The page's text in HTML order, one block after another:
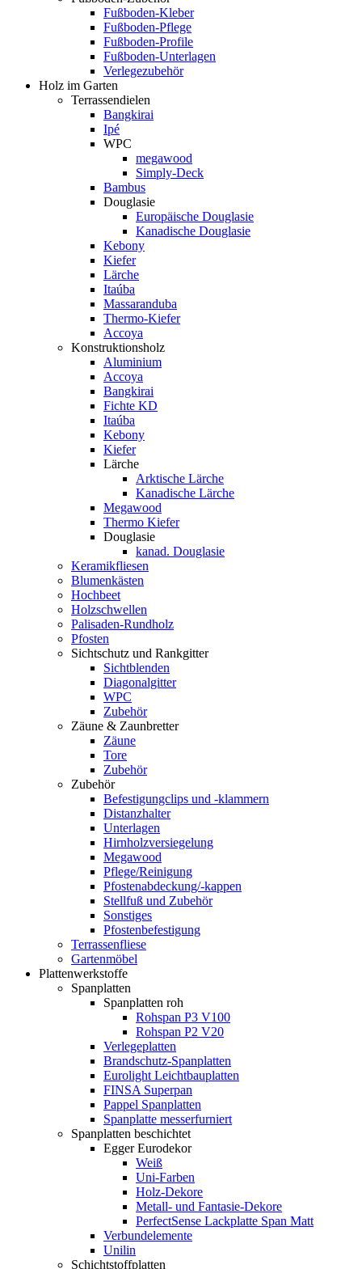
Fußboden-Kleber
Fußboden-Pflege
Fußboden-Profile
Fußboden-Unterlagen
Verlegezubehör
Holz im Garten
Terrassendielen
Bangkirai
Ipé
WPC
megawood
Simply-Deck
Bambus
Douglasie
Europäische Douglasie
Kanadische Douglasie
Kebony
Kiefer
Lärche
Itaúba
Massaranduba
Thermo-Kiefer
Accoya
Konstruktionsholz
Aluminium
Accoya
Bangkirai
Fichte KD
Itaúba
Kebony
Kiefer
Lärche
Arktische Lärche
Kanadische Lärche
Megawood
Thermo Kiefer
Douglasie
kanad. Douglasie
Keramikfliesen
Blumenkästen
Hochbeet
Holzschwellen
Palisaden-Rundholz
Pfosten
Sichtschutz und Rankgitter
Sichtblenden
Diagonalgitter
WPC
Zubehör
Zäune & Zaunbretter
Zäune
Tore
Zubehör
Zubehör
Befestigungclips und -klammern
Distanzhalter
Unterlagen
Hirnholzversiegelung
Megawood
Pflege/Reinigung
Pfostenabdeckung/-kappen
Stellfuß und Zubehör
Sonstiges
Pfostenbefestigung
Terrassenfliese
Gartenmöbel
Plattenwerkstoffe
Spanplatten
Spanplatten roh
Rohspan P3 V100
Rohspan P2 V20
Verlegeplatten
Brandschutz-Spanplatten
Eurolight Leichtbauplatten
FINSA Superpan
Pappel Spanplatten
Spanplatte messerfurniert
Spanplatten beschichtet
Egger Eurodekor
Weiß
Uni-Farben
Holz-Dekore
Metall- und Fantasie-Dekore
PerfectSense Lackplatte Span Matt
Verbundelemente
Unilin
Schichtstoffplatten